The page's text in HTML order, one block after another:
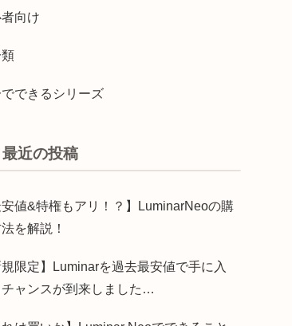
向け
でできるシリーズ
最近の投稿
安値&特権もアリ！？】LuminarNeoの購
を解説！
規限定】Luminarを過去最安値で手に入
チャンスが到来しました…